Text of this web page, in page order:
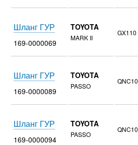
Шланг ГУР
169-0000069
TOYOTA
MARK II
GX110
Шланг ГУР
169-0000089
TOYOTA
PASSO
QNC10
Шланг ГУР
169-0000094
TOYOTA
PASSO
QNC10